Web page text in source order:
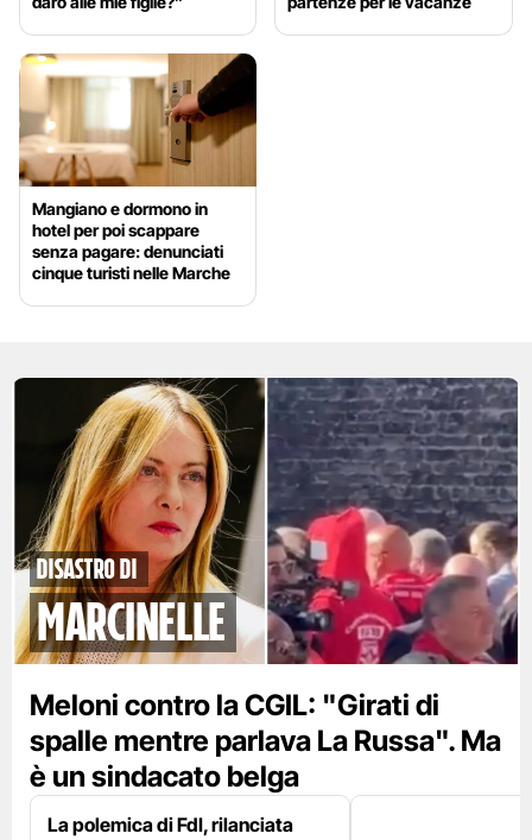
Mangiano e dormono in
hotel per poi scappare
senza pagare: denunciati
cinque turisti nelle Marche
disastro di
marcinelle
Meloni contro la CGIL: "Girati di
spalle mentre parlava La Russa". Ma
è un sindacato belga
La polemica di FdI, rilanciata